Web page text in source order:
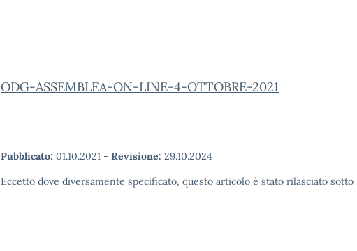
ODG-ASSEMBLEA-ON-LINE-4-OTTOBRE-2021
Pubblicato: 01.10.2021 - Revisione: 29.10.2024
Eccetto dove diversamente specificato, questo articolo è stato rilasciato